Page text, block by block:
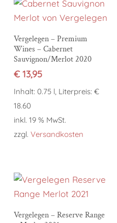
In den Warenkorb
Vergelegen – Premium
Wines – Cabernet
Sauvignon/Merlot 2020
€13,95
Inhalt: 0.75 l, Literpreis: €
18.60
inkl. 19 % MwSt.
zzgl. Versandkosten
In den Warenkorb
Vergelegen – Reserve Range